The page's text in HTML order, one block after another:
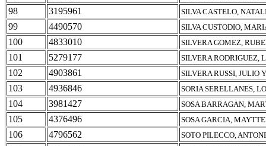
98 3195961 SILVA CASTELO,
99 4490570 SILVA CUSTODIO,
100 4833010 SILVERA GOMEZ,
101 5279177 SILVERA RODRIGUEZ,
102 4903861 SILVERA RUSSI, JULIO
103 4936846 SORIA SERELLANES,
104 3981427 SOSA BARRAGAN,
105 4376496 SOSA GARCIA,
106 4796562 SOTO PILECCO,